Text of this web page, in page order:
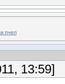
пчел
13:59]